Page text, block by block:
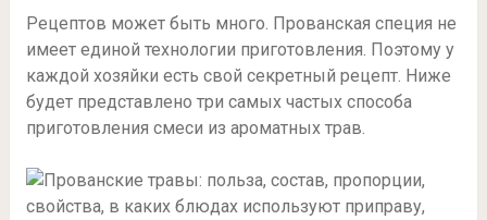
Рецептов может быть много. Прованская специя не
имеет единой технологии приготовления. Поэтому у
каждой хозяйки есть свой секретный рецепт. Ниже
будет представлено три самых частых способа
приготовления смеси из ароматных трав.